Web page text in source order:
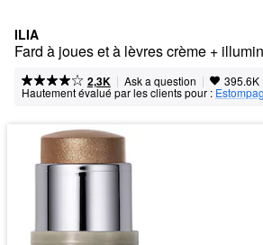
ILIA
Fard à joues et à lèvres crème +
2,3K | Ask a question | 395.6K
Hautement évalué par les clients pour :